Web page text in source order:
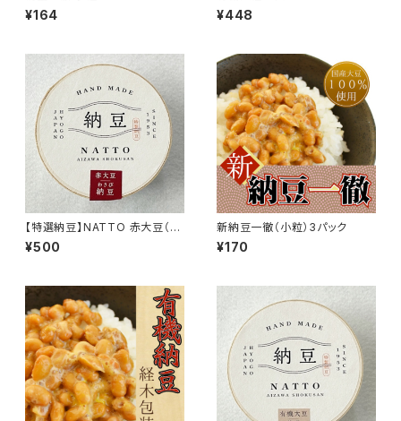
¥164 ¥448
【特選納豆】NATTO 赤大豆（タ
レわさび）
¥500
新納豆一徹（小粒）3パック
¥170